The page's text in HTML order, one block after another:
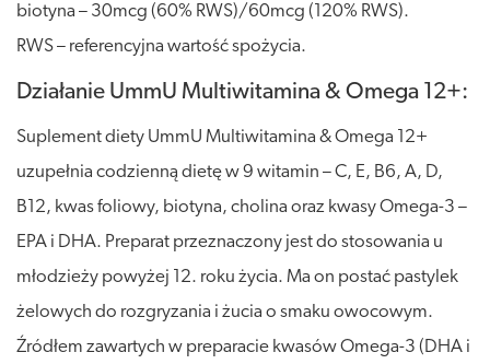
biotyna – 30mcg (60% RWS)/60mcg (120% RWS).
RWS – referencyjna wartość spożycia.
Działanie UmmU Multiwitamina & Omega 12+:
Suplement diety UmmU Multiwitamina & Omega 12+
uzupełnia codzienną dietę w 9 witamin – C, E, B6, A, D,
B12, kwas foliowy, biotyna, cholina oraz kwasy Omega-3 –
EPA i DHA. Preparat przeznaczony jest do stosowania u
młodzieży powyżej 12. roku życia. Ma on postać pastylek
żelowych do rozgryzania i żucia o smaku owocowym.
Źródłem zawartych w preparacie kwasów Omega-3 (DHA i